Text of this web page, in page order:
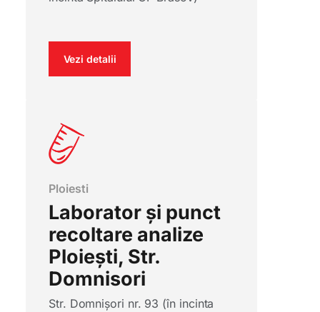
Vezi detalii
Ploiesti
Laborator și punct
recoltare analize
Ploiești, Str.
Domnisori
Str. Domnișori nr. 93 (în incinta